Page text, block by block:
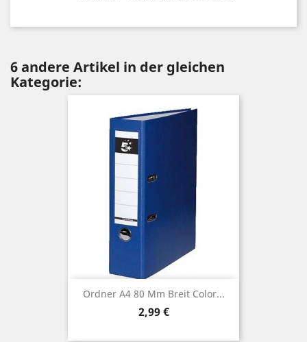
6 andere Artikel in der gleichen
Kategorie:
Ordner A4 80 Mm Breit Color...
Preis
2,99 €